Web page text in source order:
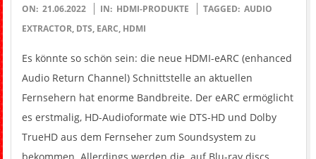
2022-
06-
ON: 21.06.2022 IN: HDMI-PRODUKTE TAGGED: AUDIO
EXTRACTOR, DTS, EARC, HDMI
Es könnte so schön sein: die neue HDMI-eARC (enhanced
Audio Return Channel) Schnittstelle an aktuellen
Fernsehern hat enorme Bandbreite. Der eARC ermöglicht
es erstmalig, HD-Audioformate wie DTS-HD und Dolby
TrueHD aus dem Fernseher zum Soundsystem zu